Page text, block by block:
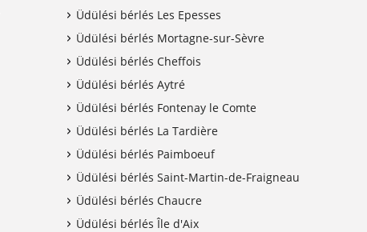
Üdülési bérlés Les Epesses
Üdülési bérlés Mortagne-sur-Sèvre
Üdülési bérlés Cheffois
Üdülési bérlés Aytré
Üdülési bérlés Fontenay le Comte
Üdülési bérlés La Tardière
Üdülési bérlés Paimboeuf
Üdülési bérlés Saint-Martin-de-Fraigneau
Üdülési bérlés Chaucre
Üdülési bérlés Île d'Aix